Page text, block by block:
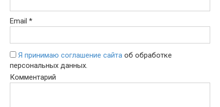
Email *
Я принимаю соглашение сайта об обработке
персональных данных.
Комментарий